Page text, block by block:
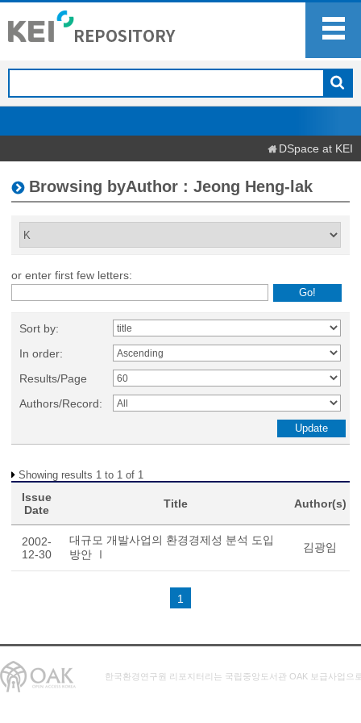
DSpace at KEI
Browsing byAuthor : Jeong Heng-lak
or enter first few letters:
Sort by:
In order:
Results/Page
Authors/Record:
Showing results 1 to 1 of 1
Issue
Date
Title Author(s)
2002-
12-30
대규모 개발사업의 환경경제성 분석 도입
방안 Ⅰ
김광임
1
한국환경연구원 리포지터리는 국립중앙도서관 OAK 보급사업